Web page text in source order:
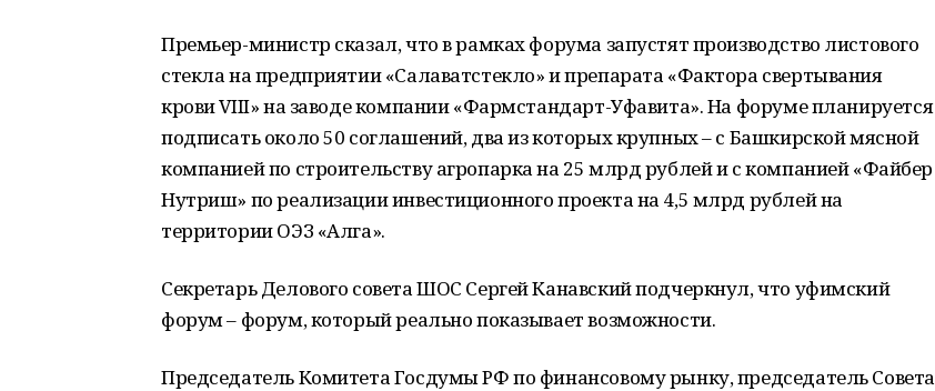
Премьер-министр сказал, что в рамках форума запустят производство листового
стекла на предприятии «Салаватстекло» и препарата «Фактора свертывания
крови VIII» на заводе компании «Фармстандарт-Уфавита». На форуме планируется
подписать около 50 соглашений, два из которых крупных – с Башкирской мясной
компанией по строительству агропарка на 25 млрд рублей и с компанией «Файбер
Нутриш» по реализации инвестиционного проекта на 4,5 млрд рублей на
территории ОЭЗ «Алга».
Секретарь Делового совета ШОС Сергей Канавский подчеркнул, что уфимский
форум – форум, который реально показывает возможности.
Председатель Комитета Госдумы РФ по финансовому рынку, председатель Совета